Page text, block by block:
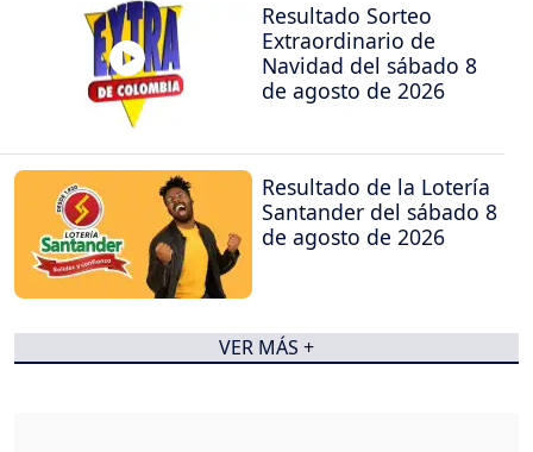
Resultado Sorteo
Extraordinario de
Navidad del sábado 8
de agosto de 2026
Resultado de la Lotería
Santander del sábado 8
de agosto de 2026
VER MÁS +